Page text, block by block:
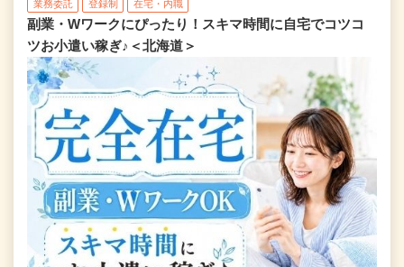
業務委託 登録制 在宅・内職
副業・Wワークにぴったり！スキマ時間に自宅でコツコ
ツお小遣い稼ぎ♪＜北海道＞